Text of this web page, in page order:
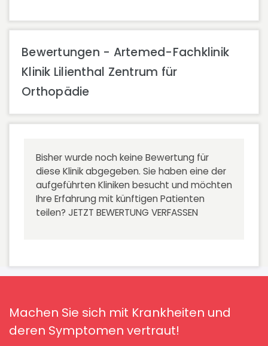
Bewertungen - Artemed-Fachklinik
Klinik Lilienthal Zentrum für
Orthopädie
Bisher wurde noch keine Bewertung für
diese Klinik abgegeben. Sie haben eine der
aufgeführten Kliniken besucht und möchten
Ihre Erfahrung mit künftigen Patienten
teilen? JETZT BEWERTUNG VERFASSEN
Machen Sie sich mit Krankheiten und
deren Symptomen vertraut!